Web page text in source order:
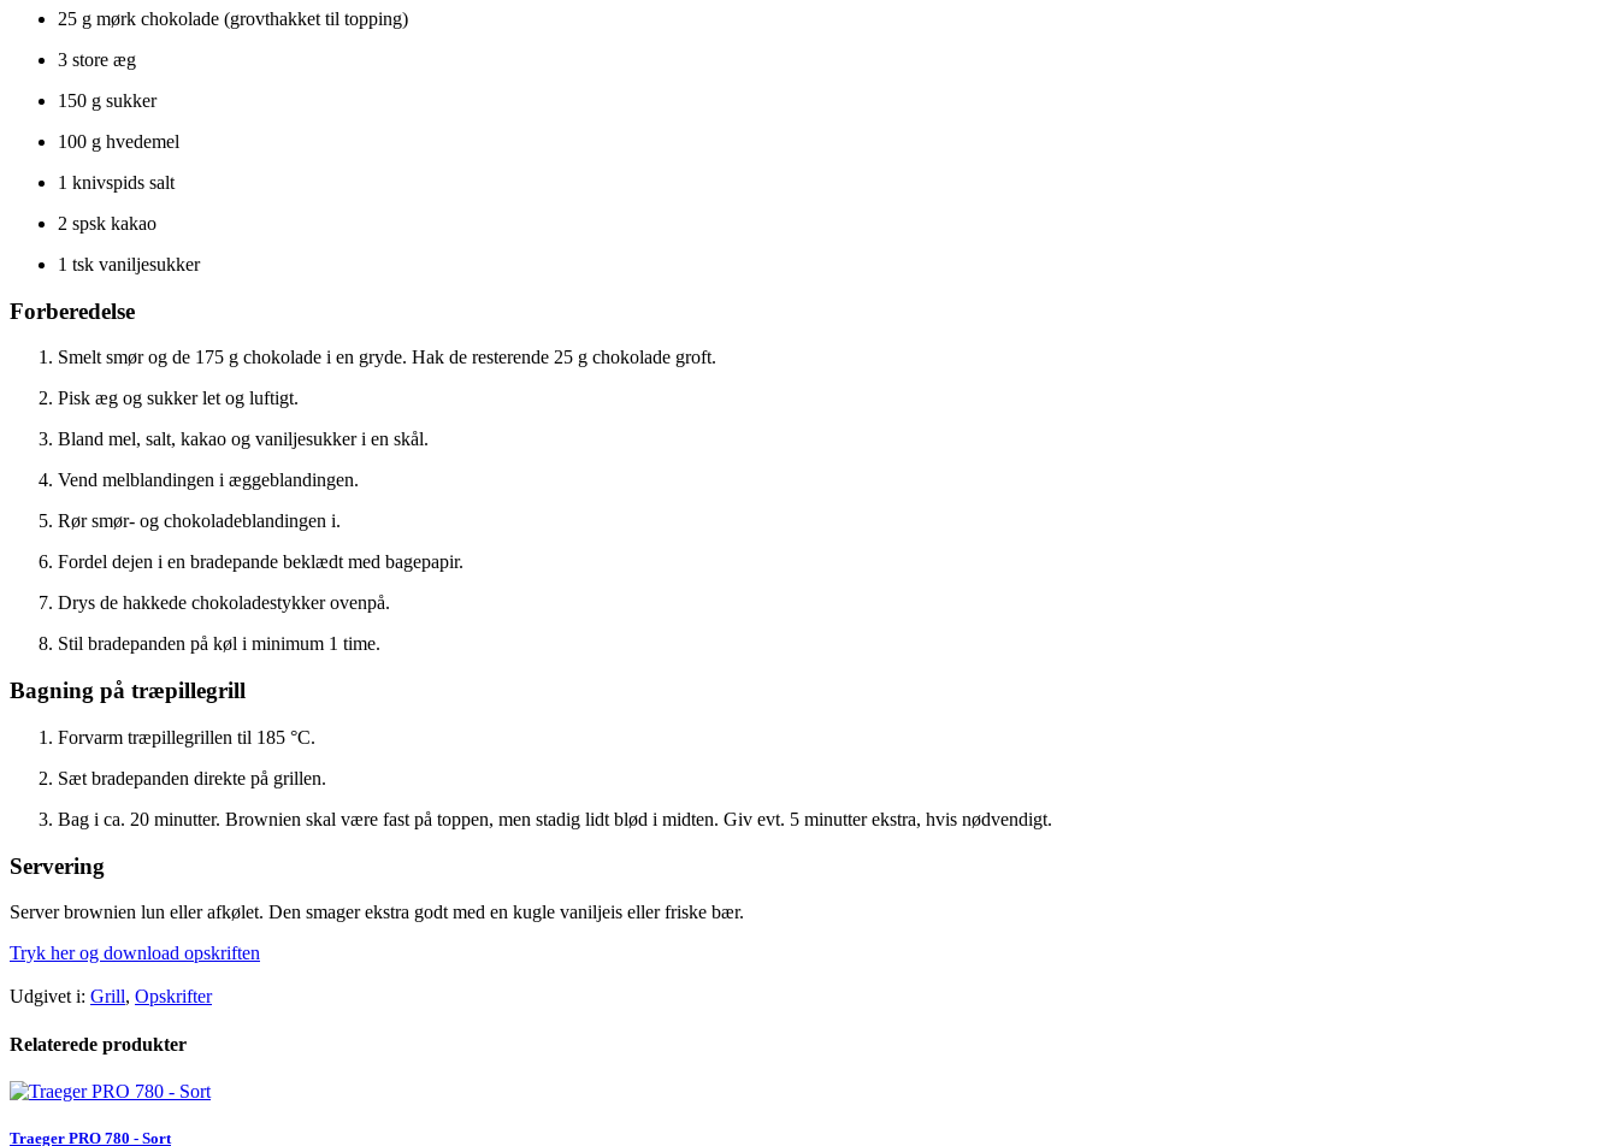
25 g mørk chokolade (grovthakket til topping)
3 store æg
150 g sukker
100 g hvedemel
1 knivspids salt
2 spsk kakao
1 tsk vaniljesukker
Forberedelse
Smelt smør og de 175 g chokolade i en gryde. Hak de resterende 25 g chokolade groft.
Pisk æg og sukker let og luftigt.
Bland mel, salt, kakao og vaniljesukker i en skål.
Vend melblandingen i æggeblandingen.
Rør smør- og chokoladeblandingen i.
Fordel dejen i en bradepande beklædt med bagepapir.
Drys de hakkede chokoladestykker ovenpå.
Stil bradepanden på køl i minimum 1 time.
Bagning på træpillegrill
Forvarm træpillegrillen til 185 °C.
Sæt bradepanden direkte på grillen.
Bag i ca. 20 minutter. Brownien skal være fast på toppen, men stadig lidt blød i midten. Giv evt. 5 minutter ekstra, hvis nødvendigt.
Servering
Server brownien lun eller afkølet. Den smager ekstra godt med en kugle vaniljeis eller friske bær.
Tryk her og download opskriften
Udgivet i: Grill, Opskrifter
Relaterede produkter
Traeger PRO 780 - Sort